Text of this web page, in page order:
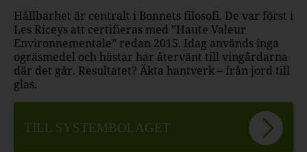
Hållbarhet är centralt i Bonnets filosofi. De var först i
Les Riceys att certifieras med ”Haute Valeur
Environnementale” redan 2015. Idag används inga
ogräsmedel och hästar har återvänt till vingårdarna
där det går. Resultatet? Äkta hantverk – från jord till
glas.
TILL SYSTEMBOLAGET